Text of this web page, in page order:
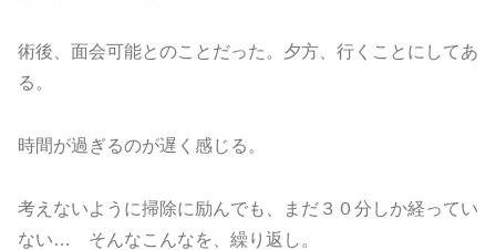
術後、面会可能とのことだった。夕方、行くことにしてあ
る。
時間が過ぎるのが遅く感じる。
考えないように掃除に励んでも、まだ３０分しか経ってい
ない… そんなこんなを、繰り返し。